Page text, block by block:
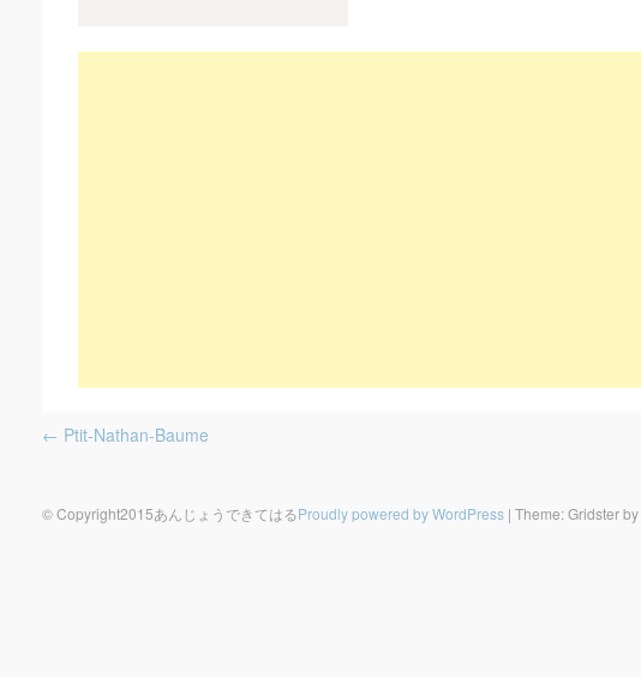
← Ptit-Nathan-Baume
© Copyright2015あんじょうできてはるProudly powered by WordPress | Theme: Gridster by